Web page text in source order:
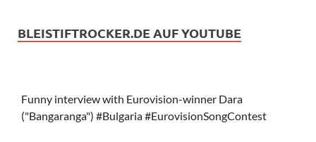
BLEISTIFTROCKER.DE AUF YOUTUBE
Funny interview with Eurovision-winner Dara
("Bangaranga") #Bulgaria #EurovisionSongContest